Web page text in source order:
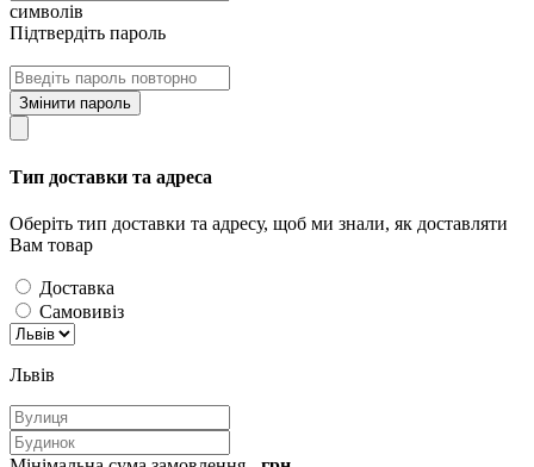
символів
Підтвердіть пароль
Змінити пароль
Тип доставки та адреса
Оберіть тип доставки та адресу, щоб ми знали, як доставляти
Вам товар
Доставка
Самовивіз
Львів